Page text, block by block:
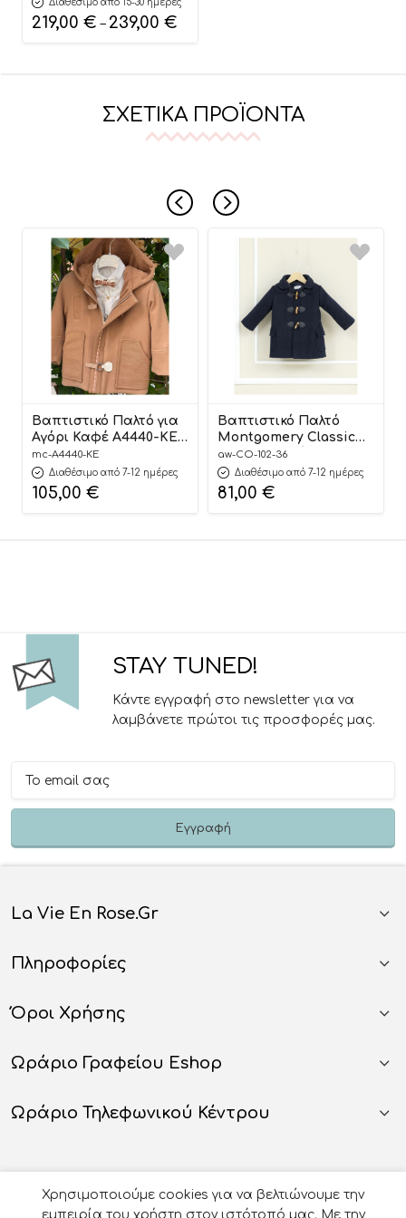
Διαθέσιμο από 15-30 ημέρες
219,00 € – 239,00 €
ΣΧΕΤΙΚΆ ΠΡΟΪΌΝΤΑ
Βαπτιστικό Παλτό για
Αγόρι Καφέ A4440-KE,
Mi Chiamo
mc-A4440-KE
Διαθέσιμο από 7-12 ημέρες
105,00 €
Βαπτιστικό Παλτό
Montgomery Classic
Μπλε για Αγόρι CO-
102-36, Angel Wings
aw-CO-102-36
Διαθέσιμο από 7-12 ημέρες
81,00 €
STAY TUNED!
Κάντε εγγραφή στο newsletter για να
λαμβάνετε πρώτοι τις προσφορές μας.
La Vie En Rose.gr
Πληροφορίες
Όροι Χρήσης
Ωράριο Γραφείου Eshop
Ωράριο Τηλεφωνικού Κέντρου
Χρησιμοποιούμε cookies για να βελτιώνουμε την
εμπειρία του χρήστη στον ιστότοπό μας. Με την